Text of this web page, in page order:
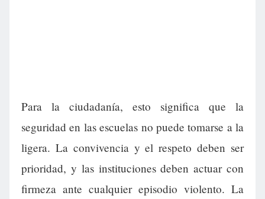
Para la ciudadanía, esto significa que la
seguridad en las escuelas no puede tomarse a la
ligera. La convivencia y el respeto deben ser
prioridad, y las instituciones deben actuar con
firmeza ante cualquier episodio violento. La